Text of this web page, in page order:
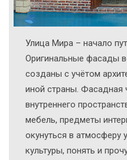
Улица Мира – начало
Оригинальные фасады
созданы с учётом
иной страны. Фасадная
внутреннего
мебель, предметы
окунуться в атмосферу
культуры, понять и